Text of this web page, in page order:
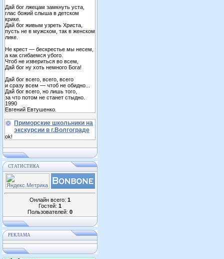
Дай бог лжецам замкнуть уста,
глас божий слыша в детском
крике.
Дай бог живым узреть Христа,
пусть не в мужском, так в женском
лике.
Не крест — бескрестье мы несем,
а как сгибаемся убого.
Чтоб не извериться во всем,
Дай бог ну хоть немного Бога!
Дай бог всего, всего, всего
и сразу всем — чтоб не обидно...
Дай бог всего, но лишь того,
за что потом не станет стыдно.
1990
Евгений Евтушенко.
Приморские школьники на
экскурсии в г.Волгограде
ok!
СТАТИСТИКА
Онлайн всего: 1
Гостей: 1
Пользователей: 0
РЕКЛАМА